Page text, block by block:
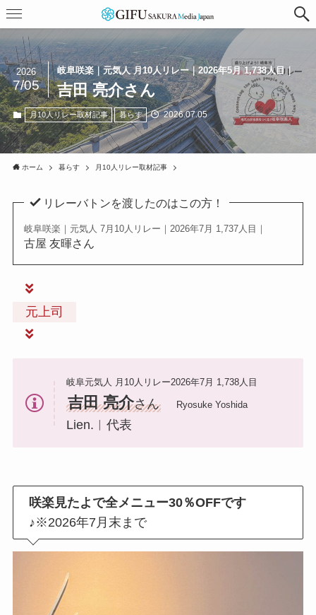
岐阜咲楽｜元気人 月10人リレー｜2026年5月 1,738人目｜
吉田 亮介さん
2026
7/05
月10人リレー取材記事 暮らす 2026.07.05
ホーム 暮らす 月10人リレー取材記事
リレーバトンを渡したのはこの方！
岐阜咲楽｜元気人 7月10人リレー｜2026年7月 1,737人目｜
古屋 友暉さん
元上司
岐阜元気人 月10人リレー2026年7月 1,738人目
吉田 亮介さん Ryosuke Yoshida
Lien.︱代表
咲楽見たよで全メニュー30％OFFです
♪※2026年7月末まで